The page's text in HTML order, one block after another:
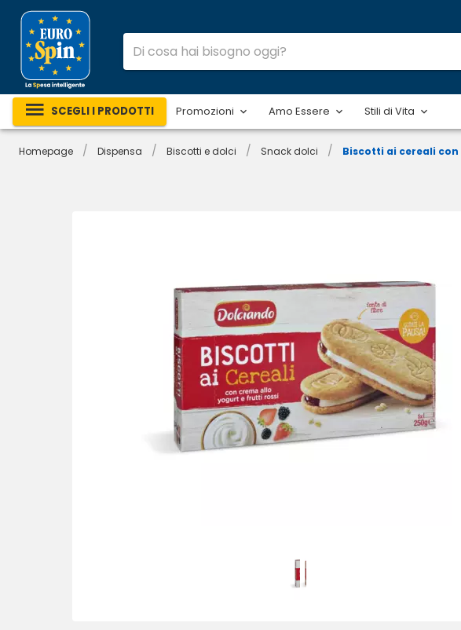
SCEGLI I PRODOTTI Promozioni Amo Essere Stili di Vita
Homepage / Dispensa / Biscotti e dolci / Snack dolci / Biscotti ai cereali